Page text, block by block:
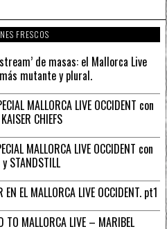
FRESCOS
de masas: el Mallorca Live
mutante y plural.
MALLORCA LIVE OCCIDENT con
CHIEFS
MALLORCA LIVE OCCIDENT con
STANDSTILL
EN EL MALLORCA LIVE OCCIDENT. pt1
TO MALLORCA LIVE – MARIBEL